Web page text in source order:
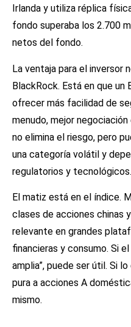
Irlanda y utiliza réplica
fondo superaba los 2.700
netos del fondo.
La ventaja para el inversor
BlackRock. Está en que un
ofrecer más facilidad de
menudo, mejor
no elimina el riesgo, pero
una categoría volátil y
regulatorios y tecnológicos.
El matiz está en el índice.
clases de acciones chinas
relevante en grandes
financieras y consumo. Si
amplia”, puede ser útil. Si
pura a acciones A
mismo.